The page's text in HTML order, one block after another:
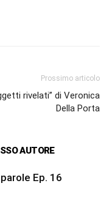
Prossimo articolo
rivelati” di Veronica
Della Porta
AUTORE
Ep. 16